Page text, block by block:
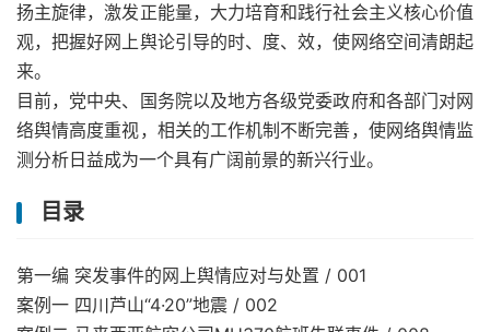
扬主旋律，激发正能量，大力培育和践行社会主义核心价值
观，把握好网上舆论引导的时、度、效，使网络空间清朗起
来。
目前，党中央、国务院以及地方各级党委政府和各部门对网
络舆情高度重视，相关的工作机制不断完善，使网络舆情监
测分析日益成为一个具有广阔前景的新兴行业。
目录
第一编 突发事件的网上舆情应对与处置 / 001
案例一 四川芦山“4·20”地震 / 002